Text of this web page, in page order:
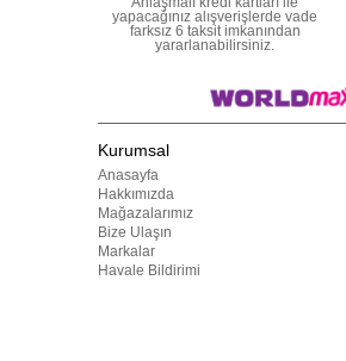
yapacağınız alışverişlerde vade
farksız 6 taksit imkanından
yararlanabilirsiniz.
Kurumsal
Anasayfa
Hakkımızda
Mağazalarımız
Bize Ulaşın
Markalar
Havale Bildirimi